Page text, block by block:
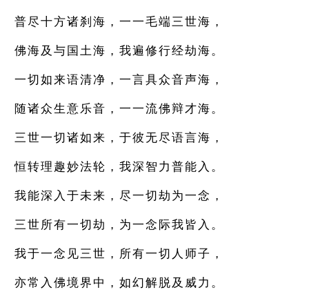
普尽十方诸刹海，一一毛端三世海，
佛海及与国土海，我遍修行经劫海。
一切如来语清净，一言具众音声海，
随诸众生意乐音，一一流佛辩才海。
三世一切诸如来，于彼无尽语言海，
恒转理趣妙法轮，我深智力普能入。
我能深入于未来，尽一切劫为一念，
三世所有一切劫，为一念际我皆入。
我于一念见三世，所有一切人师子，
亦常入佛境界中，如幻解脱及威力。